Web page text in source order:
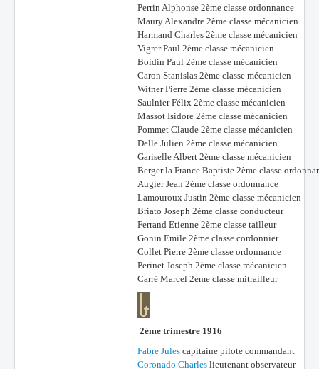
Perrin Alphonse 2ème classe ordonnance
Maury Alexandre 2ème classe mécanicien
Harmand Charles 2ème classe mécanicien
Vigrer Paul 2ème classe mécanicien
Boidin Paul 2ème classe mécanicien
Caron Stanislas 2ème classe mécanicien
Witner Pierre 2ème classe mécanicien
Saulnier Félix 2ème classe mécanicien
Massot Isidore 2ème classe mécanicien
Pommet Claude 2ème classe mécanicien
Delle Julien 2ème classe mécanicien
Gariselle Albert 2ème classe mécanicien
Berger la France Baptiste 2ème classe
Augier Jean 2ème classe ordonnance
Lamouroux Justin 2ème classe mécanicien
Briato Joseph 2ème classe conducteur
Ferrand Etienne 2ème classe tailleur
Gonin Emile 2ème classe cordonnier
Collet Pierre 2ème classe ordonnance
Perinet Joseph 2ème classe mécanicien
Carré Marcel 2ème classe mitrailleur
2ème trimestre 1916
Fabre Jules capitaine pilote commandant
Coronado Charles lieutenant observateur